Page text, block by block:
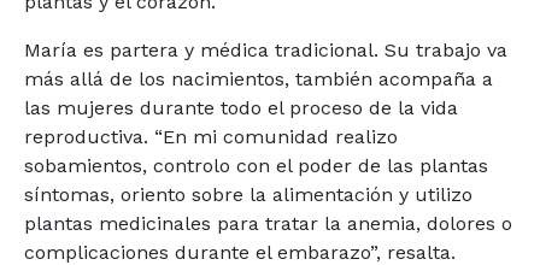
María es partera y médica tradicional. Su trabajo va
más allá de los nacimientos, también acompaña a
las mujeres durante todo el proceso de la vida
reproductiva. “En mi comunidad realizo
sobamientos, controlo con el poder de las plantas
síntomas, oriento sobre la alimentación y utilizo
plantas medicinales para tratar la anemia, dolores o
complicaciones durante el embarazo”, resalta.